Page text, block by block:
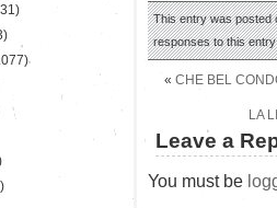
This entry was posted
responses to this
« CHE BEL
LA
Leave a
You must be